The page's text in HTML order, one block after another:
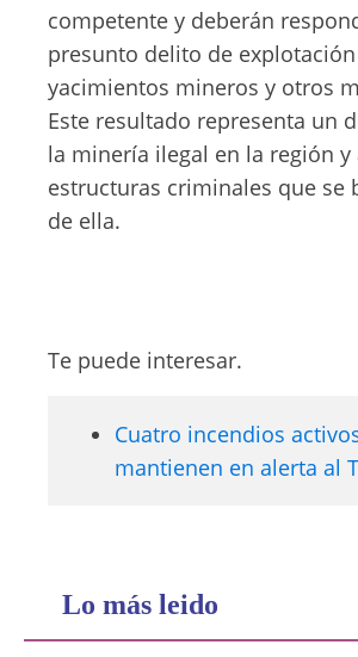
competente y deberán
presunto delito de
yacimientos mineros y otros
Este resultado representa un
la minería ilegal en la región y
estructuras criminales que se
de ella.
Te puede interesar.
Cuatro incendios
mantienen en alerta al
Lo más leido